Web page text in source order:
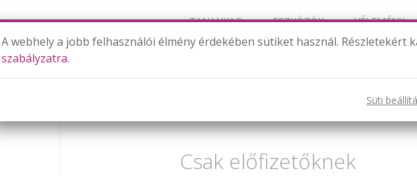
TANANYAG ESZKÖZÖK VÉLEMÉNY
Csak előfizetőknek
A webhely a jobb felhasználói élmény érdekében sütiket használ. Részletekért
szabályzatra.
Süti